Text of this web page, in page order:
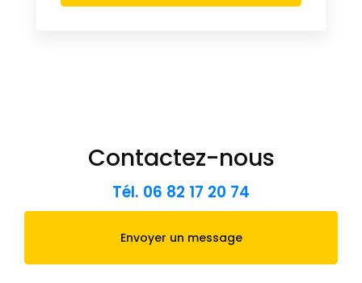
Contactez-nous
Tél. 06 82 17 20 74
Envoyer un message